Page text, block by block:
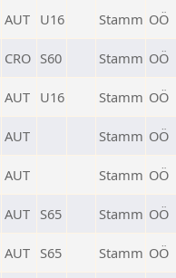
AUT U16 Stamm OÖ
CRO S60 Stamm OÖ
AUT U16 Stamm OÖ
AUT Stamm OÖ
AUT Stamm OÖ
AUT S65 Stamm OÖ
AUT S65 Stamm OÖ